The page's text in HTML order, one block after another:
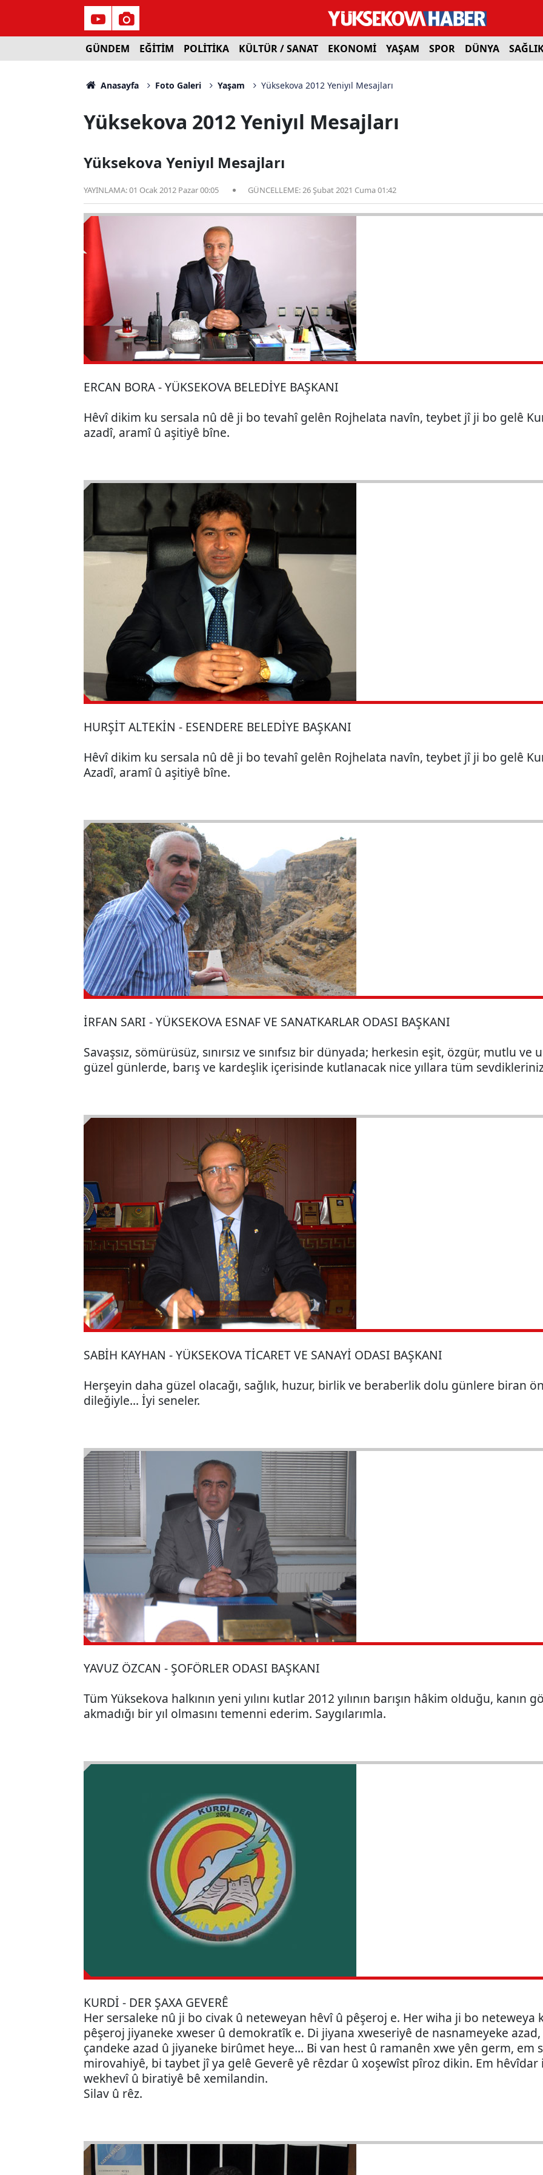
GÜNDEM EĞİTİM POLİTİKA KÜLTÜR / SANAT EKONOMİ YAŞAM SPOR DÜNYA
Anasayfa Foto Galeri Yaşam Yüksekova 2012 Yeniyıl Mesajları
Yüksekova 2012 Yeniyıl Mesajları
Yüksekova Yeniyıl Mesajları
YAYINLAMA:01 Ocak 2012 Pazar 00:05 GÜNCELLEME:26 Şubat 2021 Cuma 01:42
ERCAN BORA - YÜKSEKOVA BELEDİYE BAŞKANI
Hêvî dikim ku sersala nû dê ji bo tevahî gelên Rojhelata navîn, teybet jî ji bo gelê
azadî, aramî û aşitiyê bîne.
HURŞİT ALTEKİN - ESENDERE BELEDİYE BAŞKANI
Hêvî dikim ku sersala nû dê ji bo tevahî gelên Rojhelata navîn, teybet jî ji bo gelê
Azadî, aramî û aşitiyê bîne.
İRFAN SARI - YÜKSEKOVA ESNAF VE SANATKARLAR ODASI BAŞKANI
Savaşsız, sömürüsüz, sınırsız ve sınıfsız bir dünyada; herkesin eşit, özgür, mutlu
güzel günlerde, barış ve kardeşlik içerisinde kutlanacak nice yıllara tüm
SABİH KAYHAN - YÜKSEKOVA TİCARET VE SANAYİ ODASI BAŞKANI
Herşeyin daha güzel olacağı, sağlık, huzur, birlik ve beraberlik dolu günlere biran
dileğiyle... İyi seneler.
YAVUZ ÖZCAN - ŞOFÖRLER ODASI BAŞKANI
Tüm Yüksekova halkının yeni yılını kutlar 2012 yılının barışın hâkim olduğu, kanın
akmadığı bir yıl olmasını temenni ederim. Saygılarımla.
KURDİ - DER ŞAXA GEVERÊ
Her sersaleke nû ji bo civak û neteweyan hêvî û pêşeroj e. Her wiha ji bo neteweya
pêşeroj jiyaneke xweser û demokratîk e. Di jiyana xweseriyê de nasnameyeke
çandeke azad û jiyaneke birûmet heye… Bi van hest û ramanên xwe yên germ, em
mirovahiyê, bi taybet jî ya gelê Geverê yê rêzdar û xoşewîst pîroz dikin. Em hêvîdar
wekhevî û biratiyê bê xemilandin.
Silav û rêz.